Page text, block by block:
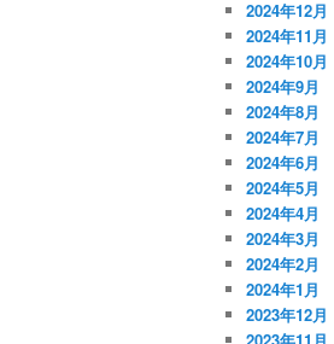
2024年12月
2024年11月
2024年10月
2024年9月
2024年8月
2024年7月
2024年6月
2024年5月
2024年4月
2024年3月
2024年2月
2024年1月
2023年12月